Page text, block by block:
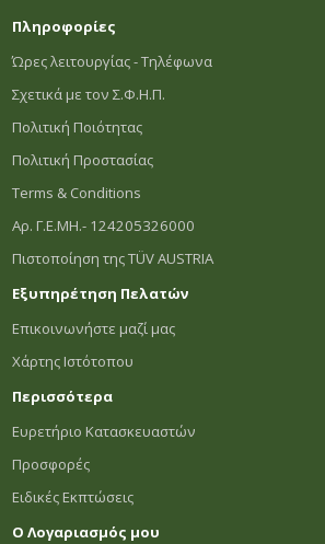
Πληροφορίες
Ώρες λειτουργίας - Τηλέφωνα
Σχετικά με τον Σ.Φ.Η.Π.
Πολιτική Ποιότητας
Πολιτική Προστασίας
Terms & Conditions
Αρ. Γ.Ε.ΜΗ.- 124205326000
Πιστοποίηση της TÜV AUSTRIA
Εξυπηρέτηση Πελατών
Επικοινωνήστε μαζί μας
Χάρτης Ιστότοπου
Περισσότερα
Ευρετήριο Κατασκευαστών
Προσφορές
Ειδικές Εκπτώσεις
Ο Λογαριασμός μου